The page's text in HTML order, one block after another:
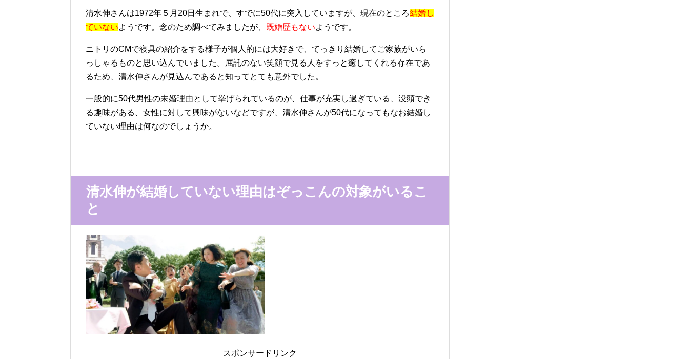
清水伸さんは1972年５月20日生まれで、すでに50代に突入していますが、現在のところ結婚し
ていないようです。念のため調べてみましたが、 既婚歴もないようです。
ニトリのCMで寝具の紹介をする様子が個人的には大好きで、てっきり結婚してご家族がいら
っしゃるものと思い込んでいました。屈託のない笑顔で見る人をすっと癒してくれる存在であ
るため、清水伸さんが見込んであると知ってとても意外でした。
一般的に50代男性の未婚理由として挙げられているのが、仕事が充実し過ぎている、没頭でき
る趣味がある、女性に対して興味がないなどですが、清水伸さんが50代になってもなお結婚し
ていない理由は何なのでしょうか。
清水伸が結婚していない理由はぞっこんの対象がいるこ
と
スポンサードリンク